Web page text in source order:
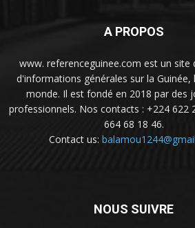
A PROPOS
www. referenceguinee.com est un site
d'informations générales sur la Guinée,
monde. Il est fondé en 2018 par des
professionnels. Nos contacts : +224 622
664 68 18 46.
Contact us:
NOUS SUIVRE